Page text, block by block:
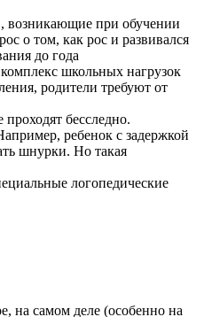
, возникающие при обучении
о том, как рос и развивался
до года
школьных нагрузок
родители требуют от
бесследно.
ребенок с задержкой
шнурки. Но такая
логопедические
на самом деле (особенно на